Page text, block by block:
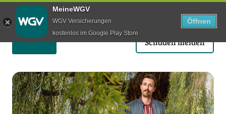
MeineWGV
WGV Versicherungen
kostenlos im Google Play Store
Öffnen
Use arrow keys to navigate items within this section.
SucheAnmeldenMenü
Schaden melden
Home
Gesundheit & Vorsorge Vorsorge Sterbegeld